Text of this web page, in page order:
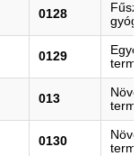
0128
0129
013
0130